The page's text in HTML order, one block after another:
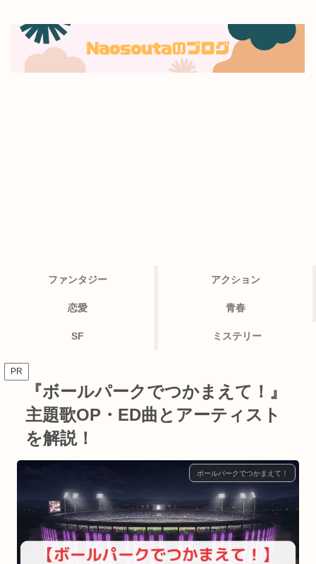
ファンタジー アクション
恋愛 青春
SF ミステリー
PR
『ボールパークでつかまえて！』
主題歌OP・ED曲とアーティスト
を解説！
ボールパークでつかまえて！